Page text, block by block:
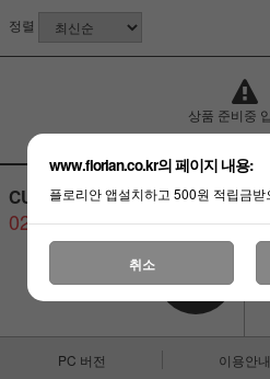
정렬
상품 준비중
CUSTOMER CENTER
02-3487-6080
연결하기
PC 버전 이용안내
www.florian.co.kr의 페이지 내용:
플로리안 앱설치하고 500원 적립금받
취소